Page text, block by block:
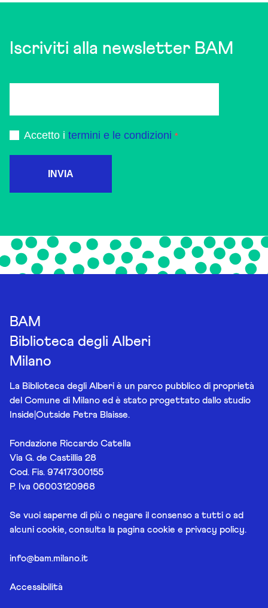
Iscriviti alla newsletter BAM
Accetto i termini e le condizioni
INVIA
BAM
Biblioteca degli Alberi
Milano
La Biblioteca degli Alberi è un parco pubblico di proprietà
del Comune di Milano ed è stato progettato dallo studio
Inside|Outside Petra Blaisse.
Fondazione Riccardo Catella
Via G. de Castillia 28
Cod. Fis. 97417300155
P. Iva 06003120968
Se vuoi saperne di più o negare il consenso a tutti o ad
alcuni cookie, consulta la pagina cookie e privacy policy.
info@bam.milano.it
Accessibilità